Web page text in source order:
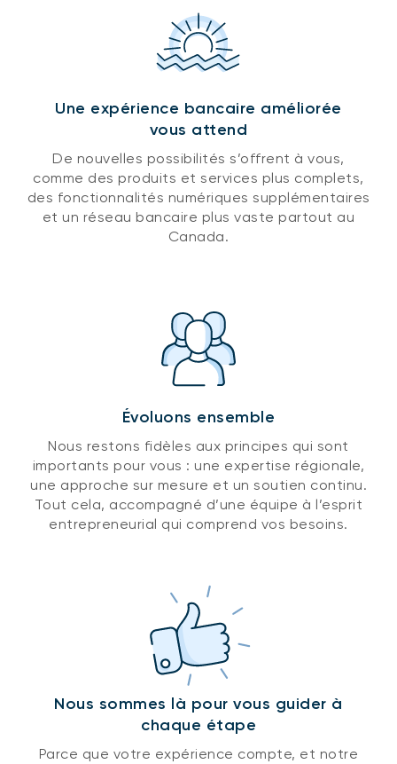
Une expérience bancaire améliorée
vous attend
De nouvelles possibilités s’offrent à vous,
comme des produits et services plus complets,
des fonctionnalités numériques supplémentaires
et un réseau bancaire plus vaste partout au
Canada.
Évoluons ensemble
Nous restons fidèles aux principes qui sont
importants pour vous : une expertise régionale,
une approche sur mesure et un soutien continu.
Tout cela, accompagné d’une équipe à l’esprit
entrepreneurial qui comprend vos besoins.
Nous sommes là pour vous guider à
chaque étape
Parce que votre expérience compte, et notre